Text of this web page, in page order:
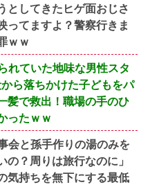
としてきたヒゲ面おじさ
ってますよ？警察行きま
ｗｗ
れていた地味な男性スタ
ら落ちかけた子どもをパ
髪で救出！職場の手のひ
ったｗｗ
会と孫手作りの湯のみを
の？周りは旅行なのに」
気持ちを無下にする最低